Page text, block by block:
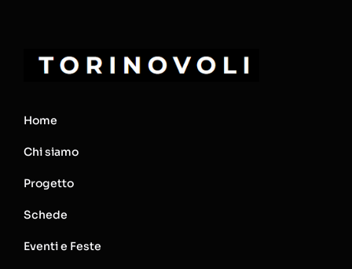
Home
Chi siamo
Progetto
Schede
Eventi e Feste